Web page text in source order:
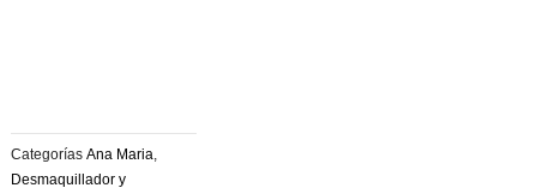
Categorías Ana Maria
Desmaquillador y